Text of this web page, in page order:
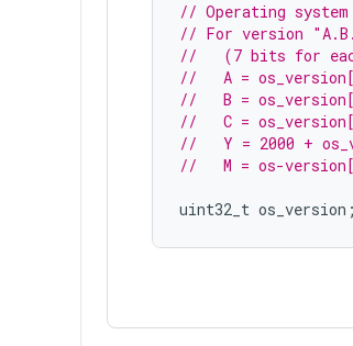
// Operating
// For version
//   (7 bits for
//   A =
//   B =
//   C =
//   Y = 2000 +
//   M = os-
uint32_t os_version ;